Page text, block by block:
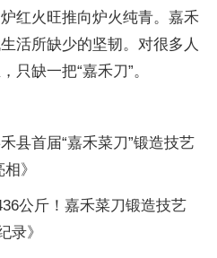
红火旺推向炉火纯青。嘉禾
活所缺少的坚韧。对很多人
只缺一把“嘉禾刀”。
县首届“嘉禾菜刀”锻造技艺
》
公斤！嘉禾菜刀锻造技艺
录》